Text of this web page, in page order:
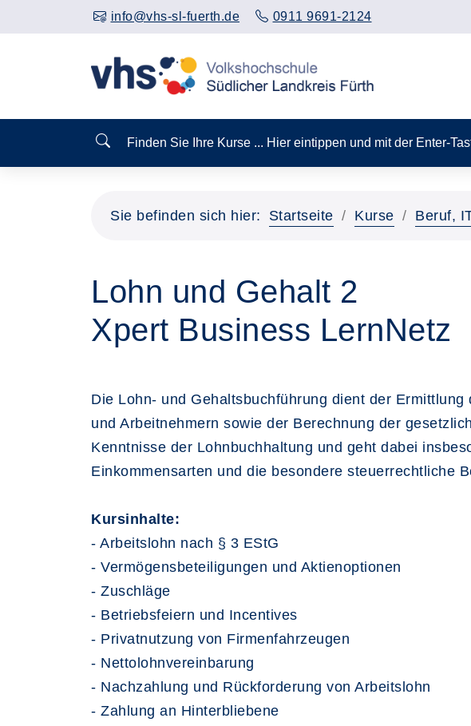
info@vhs-sl-fuerth.de 0911 9691-2124
Finden Sie Ihre Kurse ... Hier eintippen und mit der
Sie befinden sich hier: Startseite Kurse Beruf,
Lohn und Gehalt 2
Xpert Business LernNetz
Die Lohn- und Gehaltsbuchführung dient der
und Arbeitnehmern sowie der Berechnung der
Kenntnisse der Lohnbuchhaltung und geht dabei
Einkommensarten und die besondere steuerrechtliche
Kursinhalte:
- Arbeitslohn nach § 3 EStG
- Vermögensbeteiligungen und Aktienoptionen
- Zuschläge
- Betriebsfeiern und Incentives
- Privatnutzung von Firmenfahrzeugen
- Nettolohnvereinbarung
- Nachzahlung und Rückforderung von Arbeitslohn
- Zahlung an Hinterbliebene